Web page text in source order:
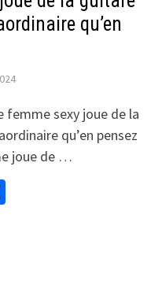
qu’en
femme sexy joue de la
qu’en pensez
joue de …
Partager